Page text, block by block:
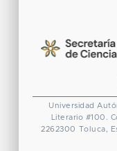
Universidad
Literario #100.
2262300 Toluca,